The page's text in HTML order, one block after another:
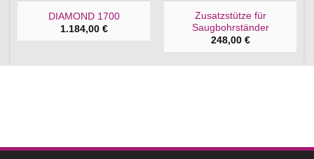
DIAMOND 1700
1.184,00 €
Zusatzstütze für
Saugbohrständer
248,00 €